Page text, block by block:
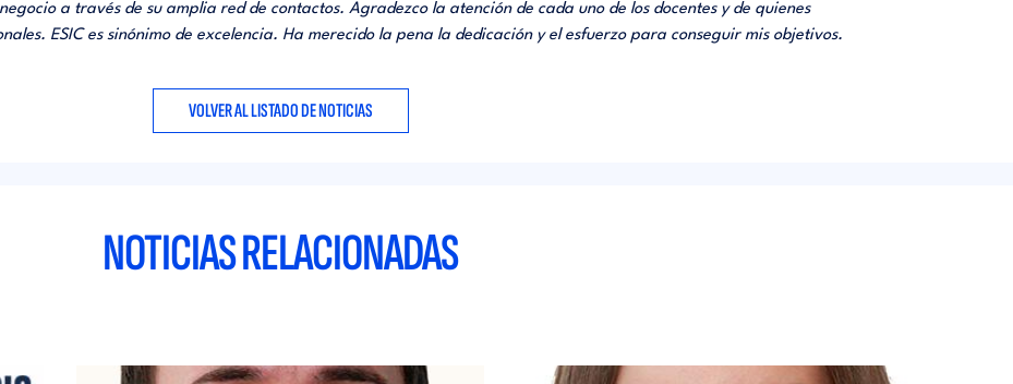
a través de su amplia red de contactos. Agradezco la atención de cada uno de los docentes y de quienes
ESIC es sinónimo de excelencia. Ha merecido la pena la dedicación y el esfuerzo para conseguir mis objetivos.
VOLVER AL LISTADO DE NOTICIAS
NOTICIAS RELACIONADAS